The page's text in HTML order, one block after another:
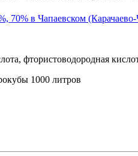
фтористоводородная
1000 литров